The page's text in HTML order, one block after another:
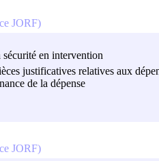
en intervention
justificatives relatives aux
de la dépense
JORF)
JORF)